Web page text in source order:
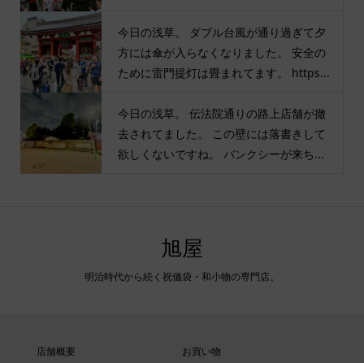
今日の浅草。 ダブル台風が通り過ぎて夕
方には傘が入らなくなりました。 安全の
ために雷門提灯は畳まれてます。 https...
今日の浅草。 伝法院通りの路上店舗が撤
去されてました。 この壁には落書きして
欲しくないですね。 バンクシーが来ち...
旭屋
明治時代から続く祝儀袋・和小物の専門店。
店舗概要 お買い物